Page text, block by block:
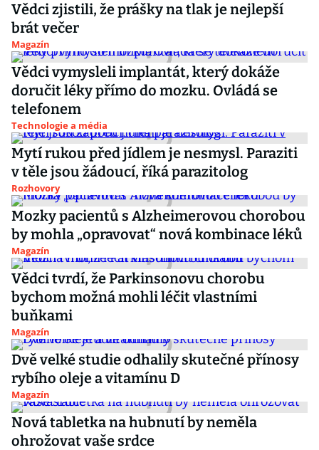
Vědci zjistili, že prášky na tlak je nejlepší
brát večer
Magazín
Vědci vymysleli implantát, který dokáže
doručit léky přímo do mozku. Ovládá se
telefonem
Technologie a média
Mytí rukou před jídlem je nesmysl. Paraziti
v těle jsou žádoucí, říká parazitolog
Rozhovory
Mozky pacientů s Alzheimerovou chorobou
by mohla „opravovat“ nová kombinace léků
Magazín
Vědci tvrdí, že Parkinsonovu chorobu
bychom možná mohli léčit vlastními
buňkami
Magazín
Dvě velké studie odhalily skutečné přínosy
rybího oleje a vitamínu D
Magazín
Nová tabletka na hubnutí by neměla
ohrožovat vaše srdce